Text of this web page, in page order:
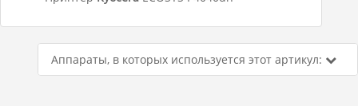
Аппараты, в которых используется этот артикул: